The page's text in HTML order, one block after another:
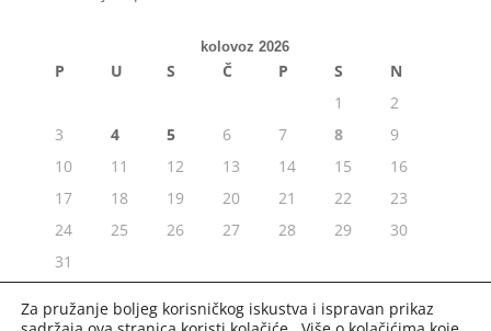
kolovoz 2026
P U S Č P S
N
1
2
3
4 5 6 7 8
9
10
11 12 13 14 15
16
17
18 19 20 21 22
23
24
25 26 27 28 29
30
31
« srp
Za pružanje boljeg korisničkog iskustva i ispravan prikaz